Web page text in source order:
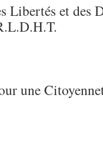
Libertés et des
une